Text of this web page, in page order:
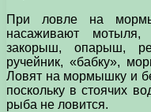
При ловле на
насаживают мотыля,
закорыш, опарыш,
ручейник, «бабку»,
Ловят на мормышку и
поскольку в стоячих
рыба не ловится.